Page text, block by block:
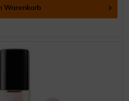
Warenkorb